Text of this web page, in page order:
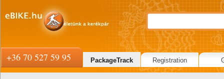
+36 70 527 59 95 PackageTrack Registration